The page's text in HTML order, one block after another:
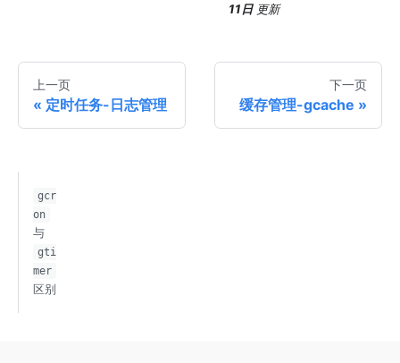
11日 更新
上一页
定时任务-日志管理
下一页
缓存管理-gcache
gcr
on
与
gti
mer
区别